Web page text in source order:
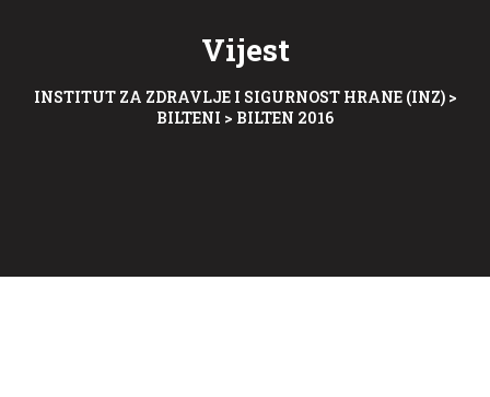
Vijest
INSTITUT ZA ZDRAVLJE I SIGURNOST HRANE (INZ)>
BILTENI > BILTEN 2016